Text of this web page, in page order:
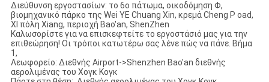
Διεύθυνση εργοστασίων: το 6ο πάτωμα, οικοδόμηση Φ,
βιομηχανικό πάρκο της Wei YE Chuang Xin, κρεμά Cheng Ρ oad,
ΧΙ πόλη Xiang, περιοχή Bao'an, ShenZhen
Καλωσορίστε για να επισκεφτείτε το εργοστάσιό μας για την
επιθεώρηση! Οι τρόποι κατωτέρω σας λένε πώς να πάνε. Βήμα
1,
Λεωφορείο: Διεθνής Airport->Shenzhen Bao'an διεθνής
αερολιμένας του Χογκ Κογκ